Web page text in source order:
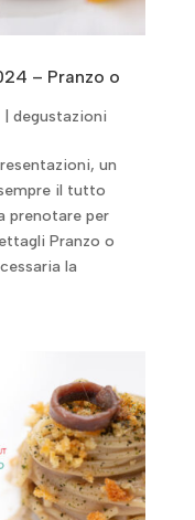
– Pranzo o
degustazioni
un
il tutto
prenotare per
Pranzo o
la